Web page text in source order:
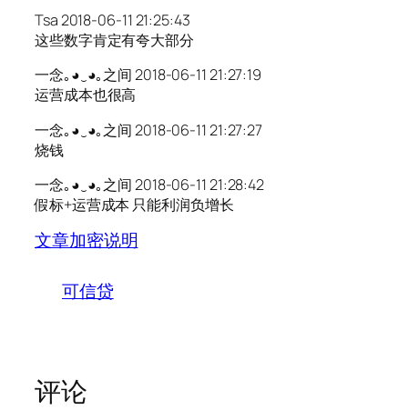
Tsa 2018-06-11 21:25:43
这些数字肯定有夸大部分
一念｡◕‿◕｡之间 2018-06-11 21:27:19
运营成本也很高
一念｡◕‿◕｡之间 2018-06-11 21:27:27
烧钱
一念｡◕‿◕｡之间 2018-06-11 21:28:42
假标+运营成本 只能利润负增长
文章加密说明
可信贷
评论